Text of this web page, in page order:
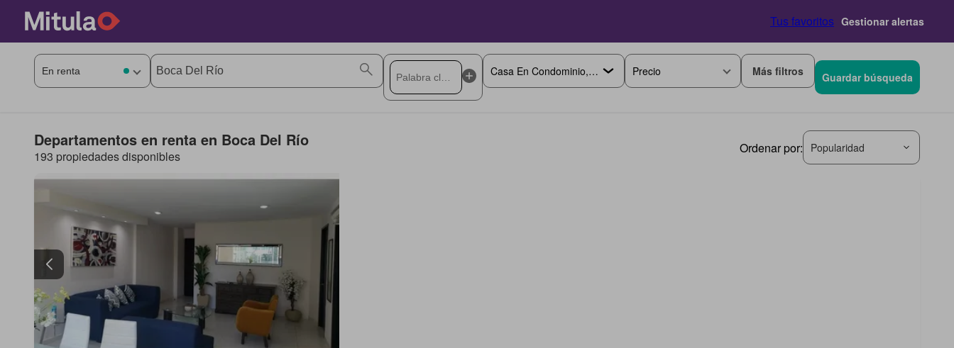
Tus favoritos Gestionar alertas
Precio Más filtros Guardar búsqueda
Departamentos en renta en Boca Del Río
193 propiedades disponibles
Ordenar por: Popularidad